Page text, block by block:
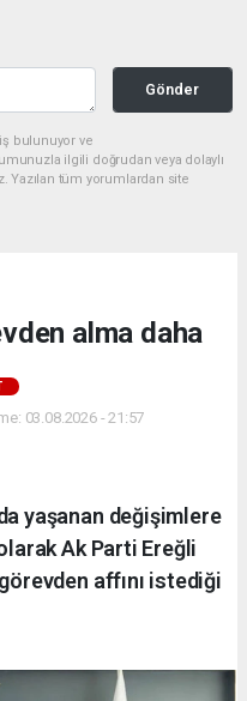
Gönder
bulunuyor ve
ilgili doğrudan veya dolaylı
Yazılan tüm yorumlardan site
alma daha
03.08.2026 - 21:57
yaşanan değişimlere
Ak Parti Ereğli
affını istediği